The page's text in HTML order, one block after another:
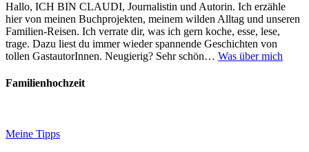
Hallo, ICH BIN CLAUDI, Journalistin und Autorin. Ich erzähle
hier von meinen Buchprojekten, meinem wilden Alltag und unseren
Familien-Reisen. Ich verrate dir, was ich gern koche, esse, lese,
trage. Dazu liest du immer wieder spannende Geschichten von
tollen GastautorInnen. Neugierig? Sehr schön… Was über mich
Familienhochzeit
Meine Tipps